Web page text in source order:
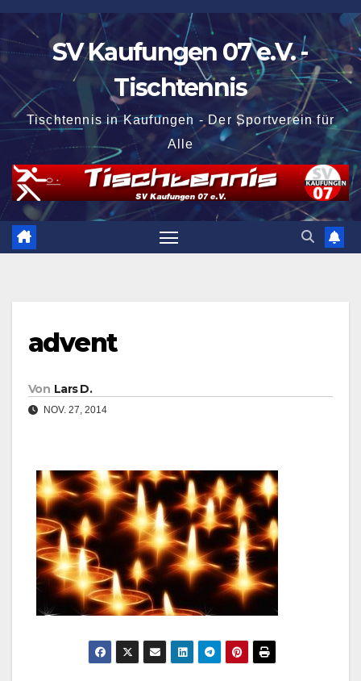
Zum
Inhalt
springen
SV Kaufungen 07 e.V. -
Tischtennis
Tischtennis in Kaufungen - Der Sportverein für
Alle
advent
Von Lars D.
NOV. 27, 2014